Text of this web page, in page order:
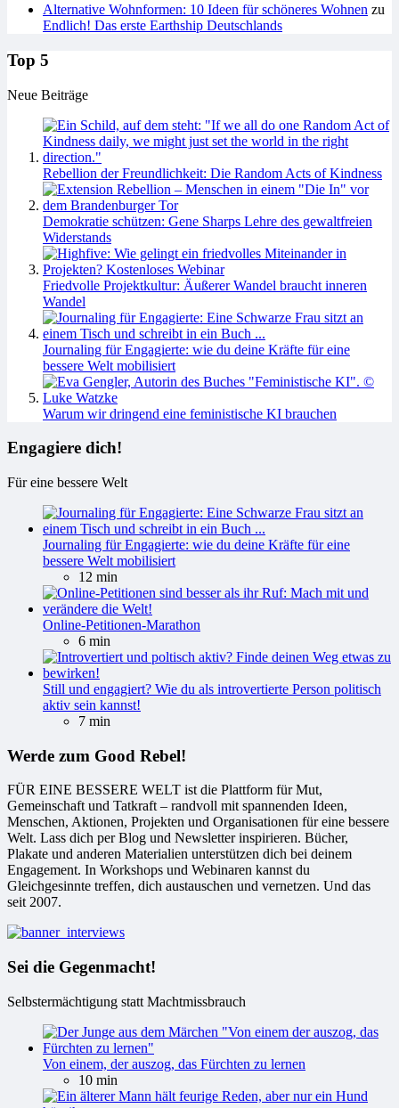
Alternative Wohnformen: 10 Ideen für schöneres Wohnen zu
Endlich! Das erste Earthship Deutschlands
Top 5
Neue Beiträge
Rebellion der Freundlichkeit: Die Random Acts of Kindness
Demokratie schützen: Gene Sharps Lehre des gewaltfreien
Widerstands
Friedvolle Projektkultur: Äußerer Wandel braucht inneren
Wandel
Journaling für Engagierte: wie du deine Kräfte für eine
bessere Welt mobilisiert
Warum wir dringend eine feministische KI brauchen
Engagiere dich!
Für eine bessere Welt
Journaling für Engagierte: wie du deine Kräfte für eine
bessere Welt mobilisiert
12 min
Online-Petitionen-Marathon
6 min
Still und engagiert? Wie du als introvertierte Person politisch
aktiv sein kannst!
7 min
Werde zum Good Rebel!
FÜR EINE BESSERE WELT ist die Plattform für Mut,
Gemeinschaft und Tatkraft – randvoll mit spannenden Ideen,
Menschen, Aktionen, Projekten und Organisationen für eine bessere
Welt. Lass dich per Blog und Newsletter inspirieren. Bücher,
Plakate und anderen Materialien unterstützen dich bei deinem
Engagement. In Workshops und Webinaren kannst du
Gleichgesinnte treffen, dich austauschen und vernetzen. Und das
seit 2007.
Sei die Gegenmacht!
Selbstermächtigung statt Machtmissbrauch
Von einem, der auszog, das Fürchten zu lernen
10 min